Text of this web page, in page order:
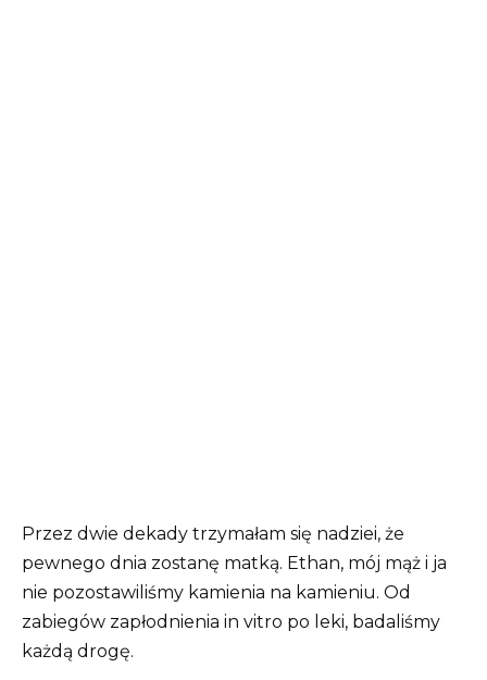
Przez dwie dekady trzymałam się nadziei, że
pewnego dnia zostanę matką. Ethan, mój mąż i ja
nie pozostawiliśmy kamienia na kamieniu. Od
zabiegów zapłodnienia in vitro po leki, badaliśmy
każdą drogę.